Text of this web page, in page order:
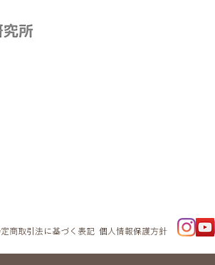
定商取引法に基づく表記 個人情報保護方針